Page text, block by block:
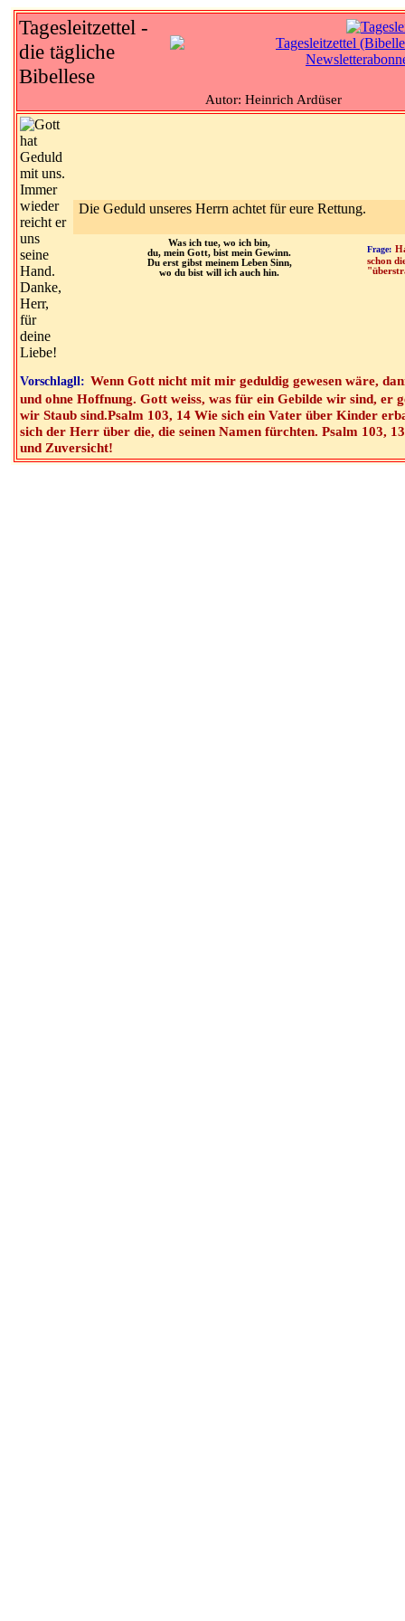
Tagesleitzettel -
die tägliche
Bibellese
Autor: Heinrich Ardüser
Die Geduld unseres Herrn achtet für eure Rettung.
Was ich tue, wo ich bin,
du, mein Gott, bist mein Gewinn.
Du erst gibst meinem Leben Sinn,
wo du bist will ich auch hin.
Frage:
schon
Vorschlagll: Wenn Gott nicht mit mir geduldig gewesen wäre,
und ohne Hoffnung. Gott weiss, was für ein Gebilde wir sind, er
wir Staub sind.Psalm 103, 14 Wie sich ein Vater über Kinder
sich der Herr über die, die seinen Namen fürchten. Psalm 103,
und Zuversicht!